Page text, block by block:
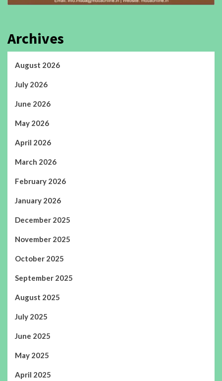
Archives
August 2026
July 2026
June 2026
May 2026
April 2026
March 2026
February 2026
January 2026
December 2025
November 2025
October 2025
September 2025
August 2025
July 2025
June 2025
May 2025
April 2025